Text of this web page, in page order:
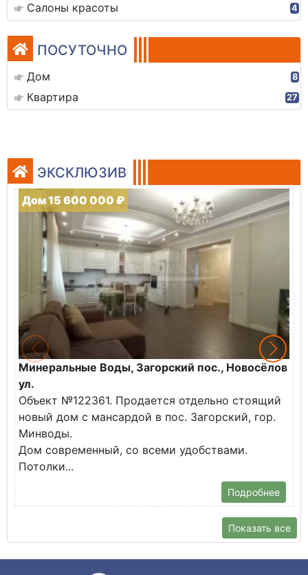
Салоны красоты 4
ПОСУТОЧНО
Дом 8
Квартира 27
ЭКСКЛЮЗИВ
Дом 15 600 000 ₽
Минеральные Воды, Загорский пос., Новосёлов
ул.
Объект №122361. Продается отдельно стоящий
новый дом с мансардой в пос. Загорский, гор.
Минводы.
Дом современный, со всеми удобствами.
Потолки...
Подробнее
Показать все